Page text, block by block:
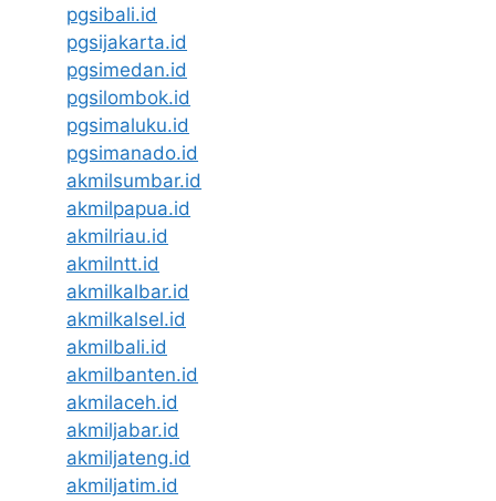
pgsibali.id
pgsijakarta.id
pgsimedan.id
pgsilombok.id
pgsimaluku.id
pgsimanado.id
akmilsumbar.id
akmilpapua.id
akmilriau.id
akmilntt.id
akmilkalbar.id
akmilkalsel.id
akmilbali.id
akmilbanten.id
akmilaceh.id
akmiljabar.id
akmiljateng.id
akmiljatim.id